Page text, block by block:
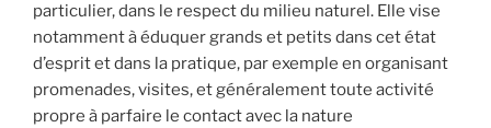
particulier, dans le respect du milieu naturel. Elle vise
notamment à éduquer grands et petits dans cet état
d’esprit et dans la pratique, par exemple en organisant
promenades, visites, et généralement toute activité
propre à parfaire le contact avec la nature